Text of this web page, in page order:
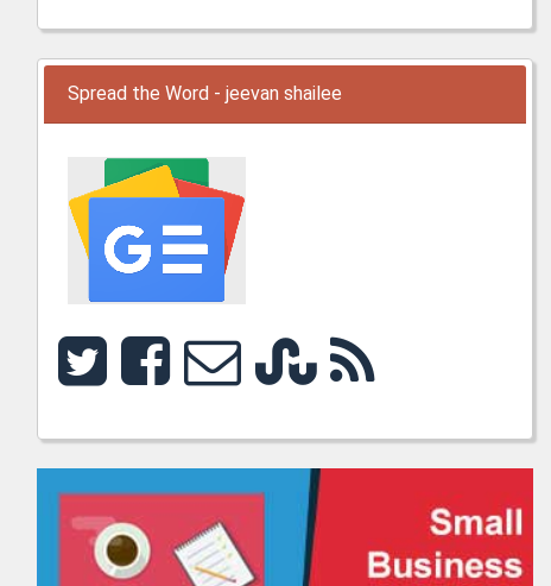
Spread the Word - jeevan shailee